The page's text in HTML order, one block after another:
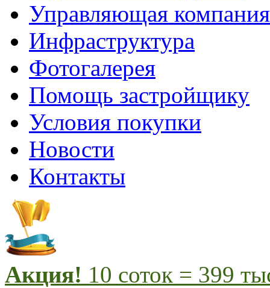
Управляющая компания
Инфраструктура
Фотогалерея
Помощь застройщику
Условия покупки
Новости
Контакты
Акция! 10 соток = 399